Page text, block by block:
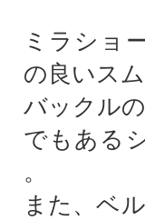
ミラショ
の良いス
バックル
でもある
。
また、ベ